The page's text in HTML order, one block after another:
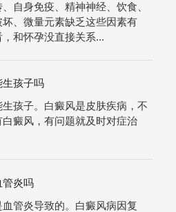
自身免疫、精神神经、饮食、
、微量元素缺乏这些因素有
和怀孕没直接关系...
孩子吗
孩子。白癜风是皮肤疾病，不
癜风，有问题就及时对症治
管炎吗
管炎导致的。白癜风病因复